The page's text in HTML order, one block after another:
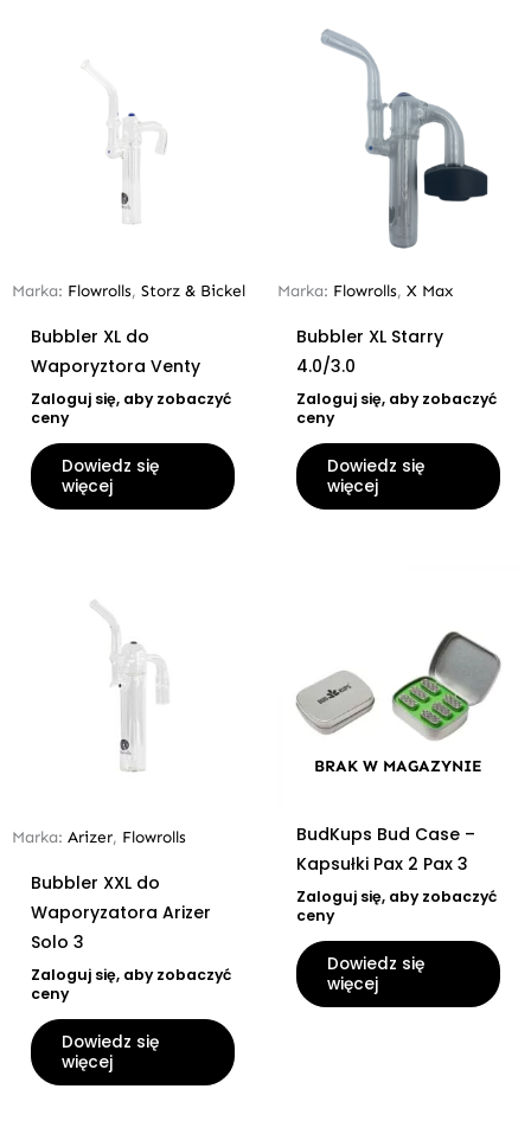
Marka: Flowrolls, Storz & Bickel
Bubbler XL do
Waporyztora Venty
Zaloguj się, aby zobaczyć
ceny
Dowiedz się
więcej
Marka: Flowrolls, X Max
Bubbler XL Starry
4.0/3.0
Zaloguj się, aby zobaczyć
ceny
Dowiedz się
więcej
Marka: Arizer, Flowrolls
Bubbler XXL do
Waporyzatora Arizer
Solo 3
Zaloguj się, aby zobaczyć
ceny
Dowiedz się
więcej
BRAK W MAGAZYNIE
BudKups Bud Case –
Kapsułki Pax 2 Pax 3
Zaloguj się, aby zobaczyć
ceny
Dowiedz się
więcej